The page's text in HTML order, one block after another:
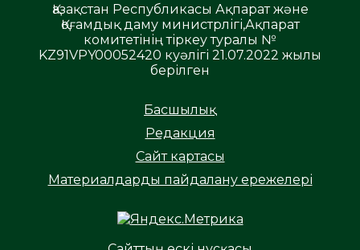
Қазақстан Республикасы Ақпарат және
Қоғамдық даму министрлігі,Ақпарат
комитетінің тіркеу туралы №
KZ91VPY00052420 куәлігі 21.07.2022 жылы
берілген
Басшылық
Редакция
Сайт картасы
Материалдарды пайдалану ережелері